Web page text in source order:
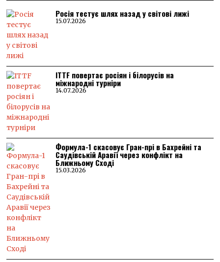
Росія тестує шлях назад у світові лижі
15.07.2026
ITTF повертає росіян і білорусів на
міжнародні турніри
14.07.2026
Формула-1 скасовує Гран-прі в Бахрейні та
Саудівській Аравії через конфлікт на
Ближньому Сході
15.03.2026